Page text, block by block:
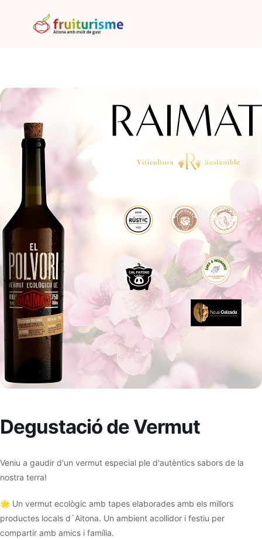
Degustació de Vermut
Veniu a gaudir d'un vermut especial ple d'autèntics sabors de la
nostra terra!
🌟 Un vermut ecològic amb tapes elaborades amb els millors
productes locals d´Aitona. Un ambient acollidor i festiu per
compartir amb amics i família.